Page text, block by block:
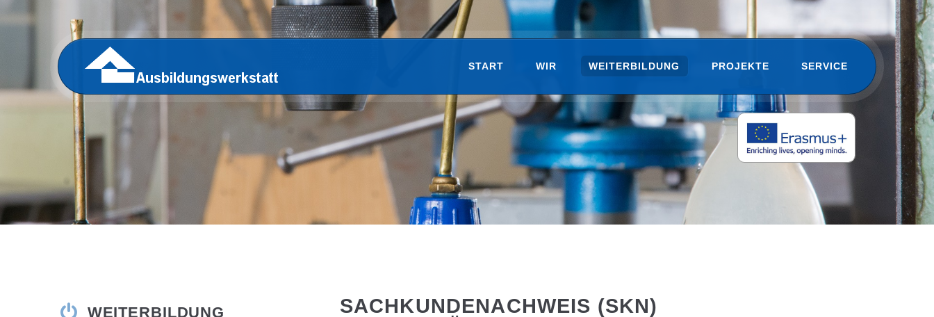
START WIR WEITERBILDUNG PROJEKTE SERVICE
WEITERBILDUNG
SACHKUNDENACHWEIS (SKN)